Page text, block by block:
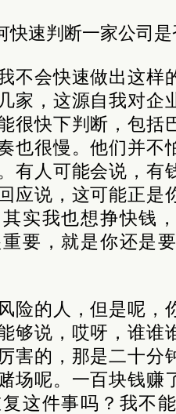
快速判断一家公司
不会快速做出这样
家，这源自我对企
很快下判断，包括
也很慢。他们并不
有人可能会说，有
应说，这可能正是
实我也想挣快钱
要，就是你还是
险的人，但是呢，
够说，哎呀，谁谁
害的，那是二十分
场呢。一百块钱赚
这件事吗？我不